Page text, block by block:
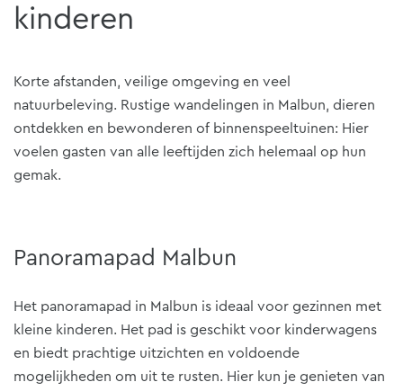
kinderen
Korte afstanden, veilige omgeving en veel
natuurbeleving. Rustige wandelingen in Malbun, dieren
ontdekken en bewonderen of binnenspeeltuinen: Hier
voelen gasten van alle leeftijden zich helemaal op hun
gemak.
Panoramapad Malbun
Het panoramapad in Malbun is ideaal voor gezinnen met
kleine kinderen. Het pad is geschikt voor kinderwagens
en biedt prachtige uitzichten en voldoende
mogelijkheden om uit te rusten. Hier kun je genieten van